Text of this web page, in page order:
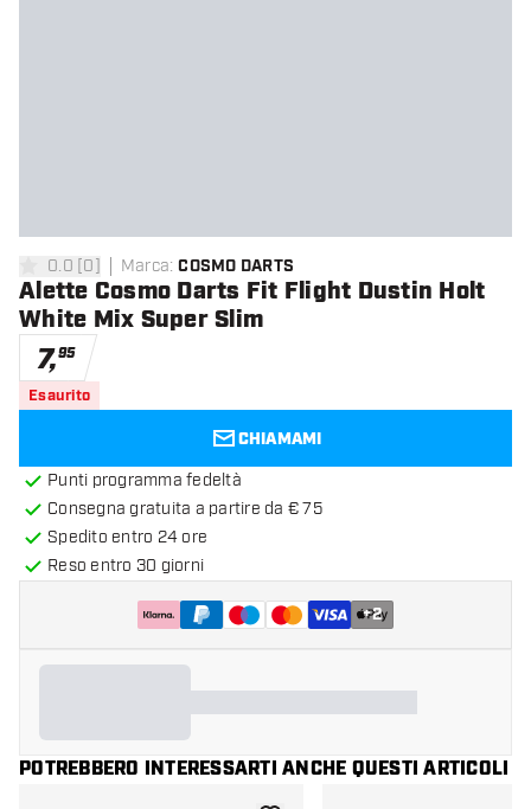
0 stelle di valutazione
0.0 [0] Marca: COSMO DARTS
Alette Cosmo Darts Fit Flight Dustin Holt
White Mix Super Slim
7,95
Esaurito
CHIAMAMI
Punti programma fedeltà
Consegna gratuita a partire da € 75
Spedito entro 24 ore
Reso entro 30 giorni
+2
POTREBBERO INTERESSARTI ANCHE QUESTI ARTICOLI